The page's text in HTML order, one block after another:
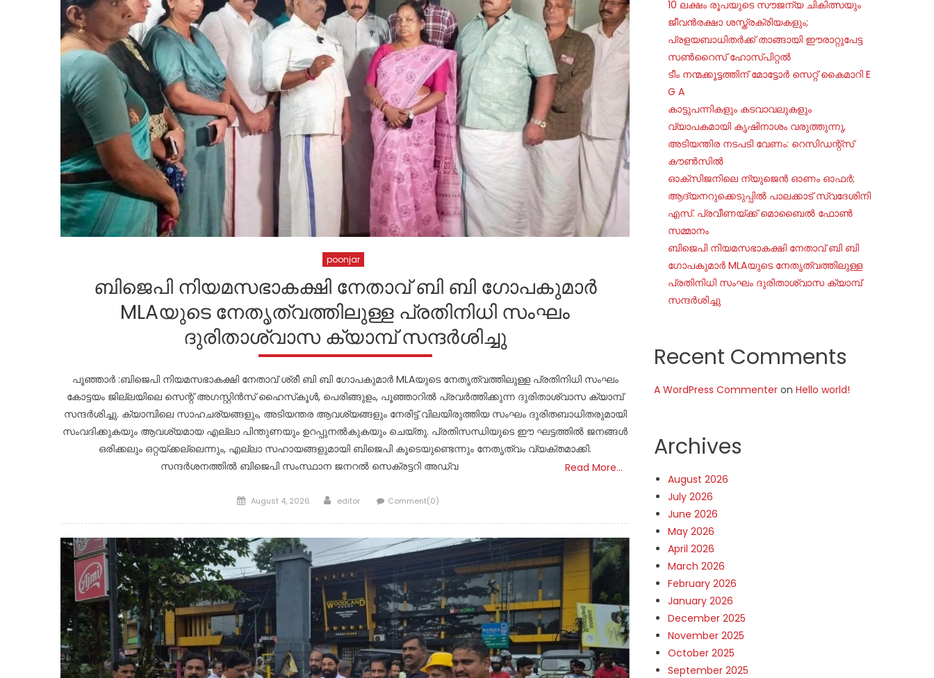
poonjar
ബിജെപി നിയമസഭാകക്ഷി നേതാവ് ബി ബി ഗോപകുമാർ
MLAയുടെ നേതൃത്വത്തിലുള്ള പ്രതിനിധി സംഘം
ദുരിതാശ്വാസ ക്യാമ്പ് സന്ദർശിച്ചു
പൂഞ്ഞാർ :ബിജെപി നിയമസഭാകക്ഷി നേതാവ് ശ്രീ ബി ബി ഗോപകുമാർ MLAയുടെ നേതൃത്വത്തിലുള്ള പ്രതിനിധി സംഘം
കോട്ടയം ജില്ലയിലെ സെന്റ് അഗസ്റ്റിൻസ് ഹൈസ്‌കൂൾ, പെരിങ്ങുളം, പൂഞ്ഞാറിൽ പ്രവർത്തിക്കുന്ന ദുരിതാശ്വാസ ക്യാമ്പ്
സന്ദർശിച്ചു. ക്യാമ്പിലെ സാഹചര്യങ്ങളും, അടിയന്തര ആവശ്യങ്ങളും നേരിട്ട് വിലയിരുത്തിയ സംഘം ദുരിതബാധിതരുമായി
സംവദിക്കുകയും ആവശ്യമായ എല്ലാ പിന്തുണയും ഉറപ്പുനൽകുകയും ചെയ്തു. പ്രതിസന്ധിയുടെ ഈ ഘട്ടത്തിൽ ജനങ്ങൾ
ഒരിക്കലും ഒറ്റയ്ക്കല്ലെന്നും, എല്ലാ സഹായങ്ങളുമായി ബിജെപി കൂടെയുണ്ടെന്നും നേതൃത്വം വ്യക്തമാക്കി.
സന്ദർശനത്തിൽ ബിജെപി സംസ്ഥാന ജനറൽ സെക്രട്ടറി അഡ്വ
Read More…
Posted
August 4, 2026 Author
editor Comment(0)
10 ലക്ഷം രൂപയുടെ സൗജന്യ ചികിത്സയും
ജീവൻരക്ഷാ ശസ്ത്രക്രിയകളും;
പ്രളയബാധിതർക്ക് താങ്ങായി ഈരാറ്റുപേട്ട
സൺറൈസ് ഹോസ്പിറ്റൽ
ടീം നന്മക്കൂട്ടത്തിന് മോട്ടോർ സെറ്റ് കൈമാറി E
G A
കാട്ടുപന്നികളും കടവാവലുകളും
വ്യാപകമായി കൃഷിനാശം വരുത്തുന്നു,
അടിയന്തിര നടപടി വേണം: റെസിഡന്റ്‌സ്
കൗണ്‍സില്‍
ഓക്‌സിജനിലെ ന്യുജെന്‍ ഓണം ഓഫര്‍;
ആദ്യനറുക്കെടുപ്പില്‍ പാലക്കാട് സ്വദേശിനി
എസ്. പ്രവീണയ്ക്ക് മൊബൈല്‍ ഫോണ്‍
സമ്മാനം
ബിജെപി നിയമസഭാകക്ഷി നേതാവ് ബി ബി
ഗോപകുമാർ MLAയുടെ നേതൃത്വത്തിലുള്ള
പ്രതിനിധി സംഘം ദുരിതാശ്വാസ ക്യാമ്പ്
സന്ദർശിച്ചു
Recent Comments
A WordPress Commenter onHello world!
Archives
August 2026
July 2026
June 2026
May 2026
April 2026
March 2026
February 2026
January 2026
December 2025
November 2025
October 2025
September 2025